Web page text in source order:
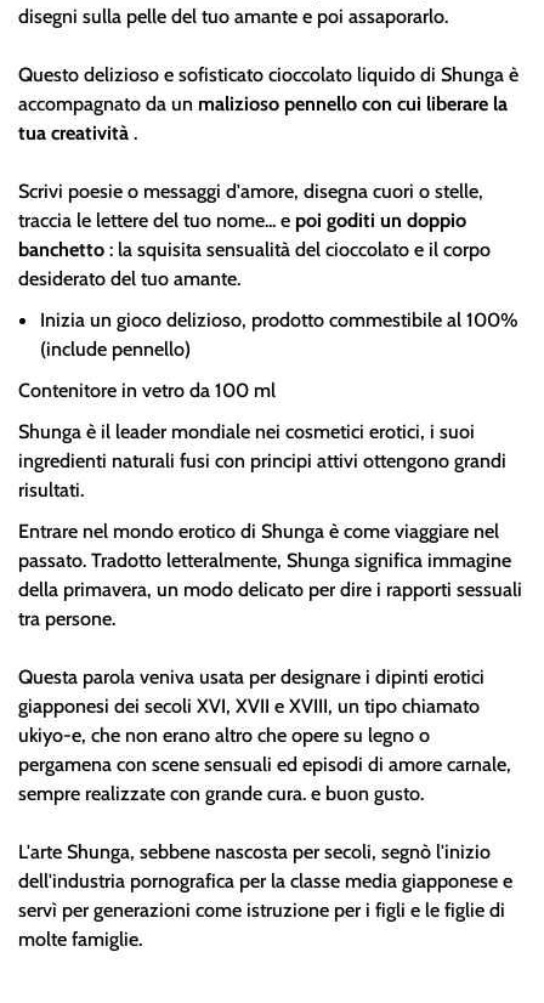
disegni sulla pelle del tuo amante e poi assaporarlo.
Questo delizioso e sofisticato cioccolato liquido di Shunga è
accompagnato da un malizioso pennello con cui liberare la
tua creatività .
Scrivi poesie o messaggi d'amore, disegna cuori o stelle,
traccia le lettere del tuo nome... e poi goditi un doppio
banchetto : la squisita sensualità del cioccolato e il corpo
desiderato del tuo amante.
Inizia un gioco delizioso, prodotto commestibile al 100%
(include pennello)
Contenitore in vetro da 100 ml
Shunga è il leader mondiale nei cosmetici erotici, i suoi
ingredienti naturali fusi con principi attivi ottengono grandi
risultati.
Entrare nel mondo erotico di Shunga è come viaggiare nel
passato. Tradotto letteralmente, Shunga significa immagine
della primavera, un modo delicato per dire i rapporti sessuali
tra persone.
Questa parola veniva usata per designare i dipinti erotici
giapponesi dei secoli XVI, XVII e XVIII, un tipo chiamato
ukiyo-e, che non erano altro che opere su legno o
pergamena con scene sensuali ed episodi di amore carnale,
sempre realizzate con grande cura. e buon gusto.
L'arte Shunga, sebbene nascosta per secoli, segnò l'inizio
dell'industria pornografica per la classe media giapponese e
servì per generazioni come istruzione per i figli e le figlie di
molte famiglie.